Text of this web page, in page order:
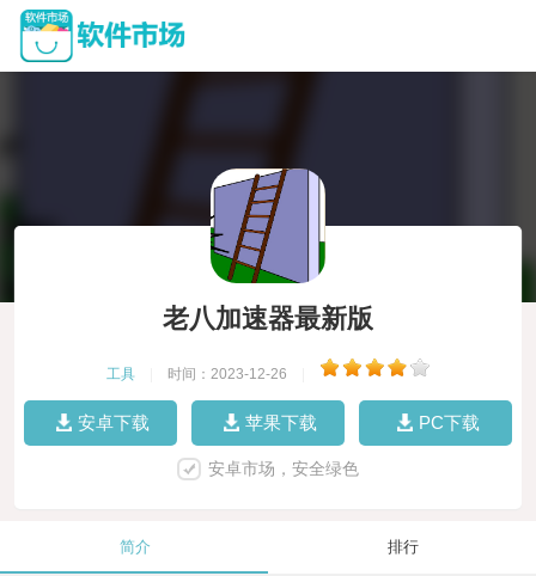
老八加速器最新版
工具 时间：2023-12-26
安卓下载 苹果下载 PC下载
安卓市场，安全绿色
简介 排行